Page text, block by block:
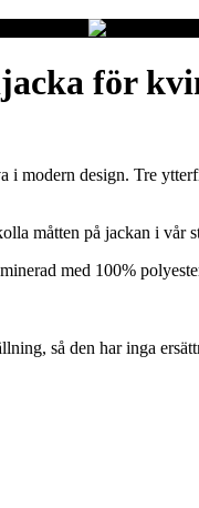
för
i modern design. Tre
måtten på jackan i vår
med 100%
så den har inga